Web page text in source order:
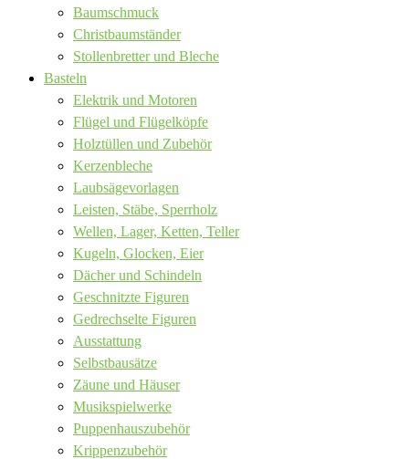
Baumschmuck
Christbaumständer
Stollenbretter und Bleche
Basteln
Elektrik und Motoren
Flügel und Flügelköpfe
Holztüllen und Zubehör
Kerzenbleche
Laubsägevorlagen
Leisten, Stäbe, Sperrholz
Wellen, Lager, Ketten, Teller
Kugeln, Glocken, Eier
Dächer und Schindeln
Geschnitzte Figuren
Gedrechselte Figuren
Ausstattung
Selbstbausätze
Zäune und Häuser
Musikspielwerke
Puppenhauszubehör
Krippenzubehör